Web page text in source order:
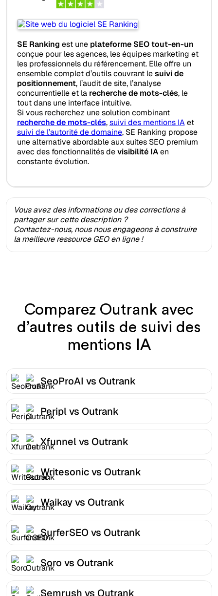
SE Ranking est une plateforme SEO tout-en-un
conçue pour les agences, les équipes marketing et
les professionnels du référencement. Elle offre un
ensemble complet d’outils couvrant lesuivi de
positionnement, l’audit de site, l’analyse
concurrentielle et la recherche de mots-clés, le
tout dans une interface intuitive.
Si vous recherchez une solution combinant
recherche de mots-clés,suivi des mentions IAet
suivi de l’autorité de domaine, SE Ranking propose
une alternative abordable aux suites SEO premium
avec des fonctionnalités devisibilité IAen
constante évolution.
Vous avez des informations ou des corrections à
partager sur cette description ?
Contactez-nous, nous nous engageons à construire
la meilleure ressource GEO en ligne !
Comparez Outrank avec
d’autres outils de suivi des
mentions IA
SeoProAI vs Outrank
Peripl vs Outrank
Xfunnel vs Outrank
Writesonic vs Outrank
Waikay vs Outrank
SurferSEO vs Outrank
Soro vs Outrank
Semrush vs Outrank